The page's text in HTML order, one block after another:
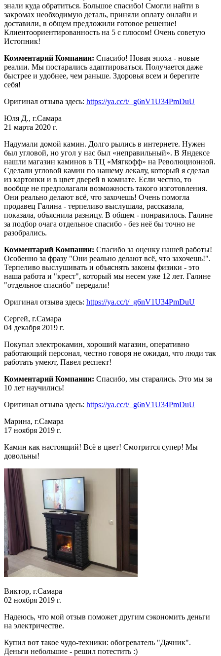
знали куда обратиться. Большое спасибо! Смогли найти в
закромах необходимую деталь, приняли оплату онлайн и
доставили, в общем предложили готовое решение!
Клиентоориентированность на 5 с плюсом! Очень советую
Истопник!
Комментарий Компании: Спасибо! Новая эпоха - новые
реалии. Мы постарались адаптироваться. Получается даже
быстрее и удобнее, чем раньше. Здоровья всем и берегите
себя!
Оригинал отзыва здесь: https://ya.cc/t/_g6nV1U34PmDuU
Юля Д., г.Самара
21 марта 2020 г.
Надумали домой камин. Долго рылись в интернете. Нужен
был угловой, но угол у нас был «неправильный». В Яндексе
нашли магазин каминов в ТЦ «Мягкофф» на Революционной.
Сделали угловой камин по нашему лекалу, который я сделал
из картонки и в цвет дверей в комнате. Если честно, то
вообще не предполагали возможность такого изготовления.
Они реально делают всё, что захочешь! Очень помогла
продавец Галина - терпеливо выслушала, рассказала,
показала, объяснила разницу. В общем - понравилось. Галине
за подбор очага отдельное спасибо - без неё бы точно не
разобрались.
Комментарий Компании: Спасибо за оценку нашей работы!
Особенно за фразу "Они реально делают всё, что захочешь!".
Терпеливо выслушивать и объяснять законы физики - это
наша работа и "крест", который мы несем уже 12 лет. Галине
"отдельное спасибо" передали!
Оригинал отзыва здесь: https://ya.cc/t/_g6nV1U34PmDuU
Сергей, г.Самара
04 декабря 2019 г.
Покупал электрокамин, хороший магазин, оперативно
работающий персонал, честно говоря не ожидал, что люди так
работать умеют, Павел респект!
Комментарий Компании: Спасибо, мы старались. Это мы за
10 лет научились!
Оригинал отзыва здесь: https://ya.cc/t/_g6nV1U34PmDuU
Марина, г.Самара
17 ноября 2019 г.
Камин как настоящий! Всё в цвет! Смотрится супер! Мы
довольны!
Виктор, г.Самара
02 ноября 2019 г.
Надеюсь, что мой отзыв поможет другим сэкономить деньги
на электричестве.
Купил вот такое чудо-техники: обогреватель "Дачник".
Деньги небольшие - решил потестить :)